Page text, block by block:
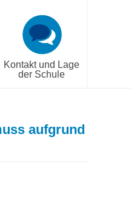
Kontakt und Lage
der Schule
aufgrund